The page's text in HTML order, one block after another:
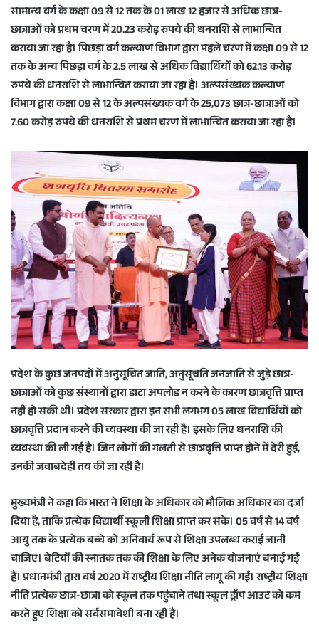
सामान्य वर्ग के कक्षा 09 से 12 तक के 01 लाख 12 हजार से अधिक छात्र-
छात्राओं को प्रथम चरण में 20.23 करोड़ रुपये की धनराशि से लाभान्वित
कराया जा रहा है। पिछड़ा वर्ग कल्याण विभाग द्वारा पहले चरण में कक्षा 09 से 12
तक के अन्य पिछड़ा वर्ग के 2.5 लाख से अधिक विद्यार्थियों को 62.13 करोड़
रुपये की धनराशि से लाभान्वित कराया जा रहा है। अल्पसंख्यक कल्याण
विभाग द्वारा कक्षा 09 से 12 के अल्पसंख्यक वर्ग के 25,073 छात्र-छात्राओं को
7.60 करोड़ रुपये की धनराशि से प्रथम चरण में लाभान्वित कराया जा रहा है।
प्रदेश के कुछ जनपदों में अनुसूचित जाति, अनुसूचति जनजाति से जुड़े छात्र-
छात्राओं को कुछ संस्थानों द्वारा डाटा अपलोड न करने के कारण छात्रवृत्ति प्राप्त
नहीं हो सकी थी। प्रदेश सरकार द्वारा इन सभी लगभग 05 लाख विद्यार्थियों को
छात्रवृत्ति प्रदान करने की व्यवस्था की जा रही है। इसके लिए धनराशि की
व्यवस्था की ली गई है। जिन लोगों की गलती से छात्रवृत्ति प्राप्त होने में देरी हुई,
उनकी जवाबदेही तय की जा रही है।
मुख्यमंत्री ने कहा कि भारत ने शिक्षा के अधिकार को मौलिक अधिकार का दर्जा
दिया है, ताकि प्रत्येक विद्यार्थी स्कूली शिक्षा प्राप्त कर सके। 05 वर्ष से 14 वर्ष
आयु तक के प्रत्येक बच्चे को अनिवार्य रूप से शिक्षा उपलब्ध कराई जानी
चाजिए। बेटियों की स्नातक तक की शिक्षा के लिए अनेक योजनाएं बनाई गई
हैं। प्रधानमंत्री द्वारा वर्ष 2020 में राष्ट्रीय शिक्षा नीति लागू की गई। राष्ट्रीय शिक्षा
नीति प्रत्येक छात्र-छात्रा को स्कूल तक पहुंचाने तथा स्कूल ड्रॉप आउट को कम
करते हुए शिक्षा को सर्वसमावेशी बना रही है।